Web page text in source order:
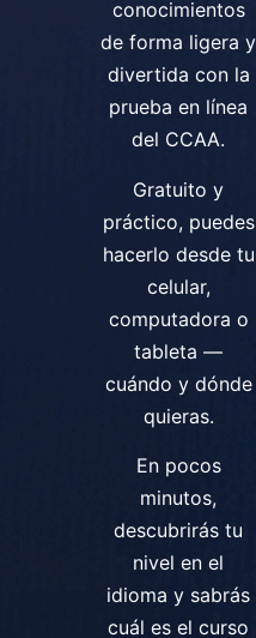
conocimientos
de forma ligera y
divertida con la
prueba en línea
del CCAA.
Gratuito y
práctico, puedes
hacerlo desde tu
celular,
computadora o
tableta —
cuándo y dónde
quieras.
En pocos
minutos,
descubrirás tu
nivel en el
idioma y sabrás
cuál es el curso